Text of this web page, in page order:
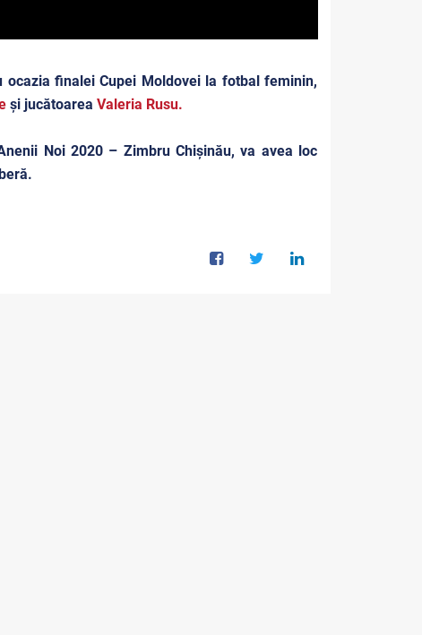
finalei Cupei Moldovei la fotbal feminin,
și jucătoarea Valeria Rusu.
Noi 2020 – Zimbru Chișinău, va avea loc